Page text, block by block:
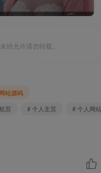
经允许请勿转载。
网站源码
页 # 个人主页 # 个人网站